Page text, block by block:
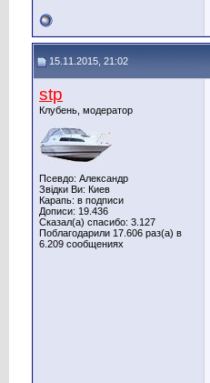
15.11.2015, 21:02
stp
Клубень, модератор
Псевдо: Александр
Звідки Ви: Киев
Карапь: в подписи
Дописи: 19.436
Сказал(а) спасибо: 3.127
Поблагодарили 17.606 раз(а) в
6.209 сообщениях